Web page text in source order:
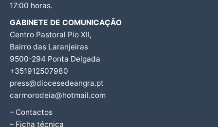
17:00 horas.
GABINETE DE COMUNICAÇÃO
Centro Pastoral Pio XII,
Bairro das Laranjeiras
9500-294 Ponta Delgada
+351912507980
press@diocesedeangra.pt
carmorodeia@hotmail.com
– Contactos
– Ficha técnica